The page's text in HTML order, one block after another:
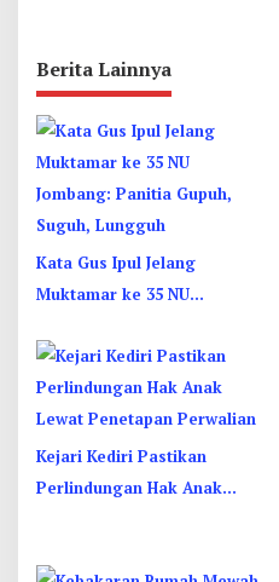
Berita Lainnya
Kata Gus Ipul Jelang
Muktamar ke 35 NU
Suguh, Lungguh
Kejari Kediri Pastikan
Perlindungan Hak Anak